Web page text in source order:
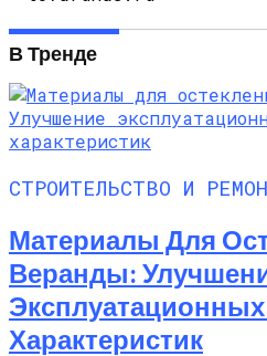
В Тренде
СТРОИТЕЛЬСТВО И
Материалы Для
Веранды:
Характеристик